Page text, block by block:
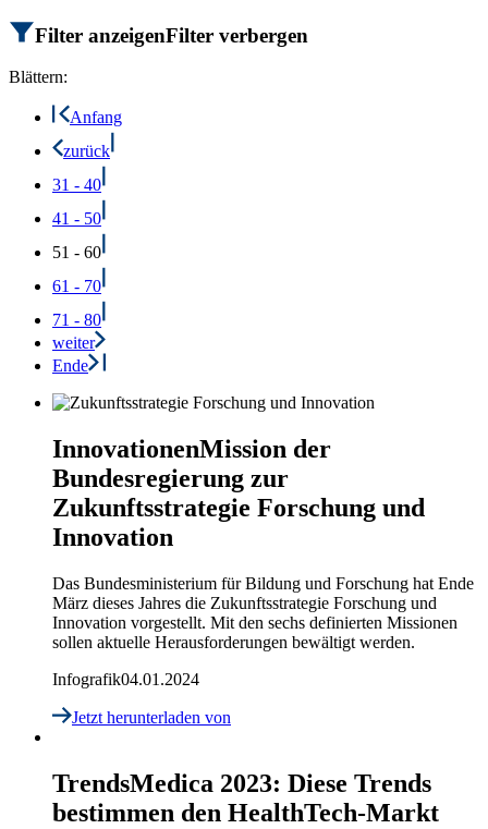
Filter anzeigenFilter verbergen
Blättern:
Anfang
zurück
31 - 40
41 - 50
51 - 60
61 - 70
71 - 80
weiter
Ende
InnovationenMission der
Bundesregierung zur
Zukunftsstrategie Forschung und
Innovation
Das Bundesministerium für Bildung und Forschung hat Ende
März dieses Jahres die Zukunftsstrategie Forschung und
Innovation vorgestellt. Mit den sechs definierten Missionen
sollen aktuelle Herausforderungen bewältigt werden.
Infografik04.01.2024
Jetzt herunterladen von
TrendsMedica 2023: Diese Trends
bestimmen den HealthTech-Markt